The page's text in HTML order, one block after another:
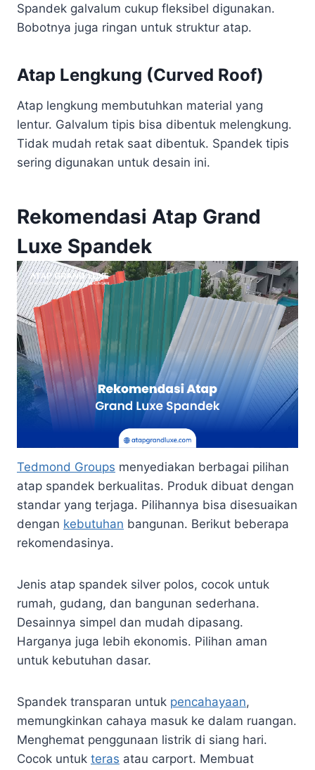
Spandek galvalum cukup fleksibel digunakan.
Bobotnya juga ringan untuk struktur atap.
Atap Lengkung (Curved Roof)
Atap lengkung membutuhkan material yang
lentur. Galvalum tipis bisa dibentuk melengkung.
Tidak mudah retak saat dibentuk. Spandek tipis
sering digunakan untuk desain ini.
Rekomendasi Atap Grand
Luxe Spandek
Tedmond Groups menyediakan berbagai pilihan
atap spandek berkualitas. Produk dibuat dengan
standar yang terjaga. Pilihannya bisa disesuaikan
dengan kebutuhan bangunan. Berikut beberapa
rekomendasinya.
Jenis atap spandek silver polos, cocok untuk
rumah, gudang, dan bangunan sederhana.
Desainnya simpel dan mudah dipasang.
Harganya juga lebih ekonomis. Pilihan aman
untuk kebutuhan dasar.
Spandek transparan untuk pencahayaan,
memungkinkan cahaya masuk ke dalam ruangan.
Menghemat penggunaan listrik di siang hari.
Cocok untuk teras atau carport. Membuat